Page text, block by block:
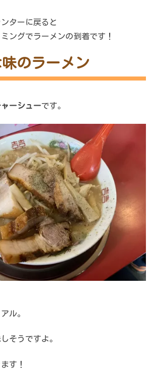
ターに戻ると
ングでラーメンの到着です！
のラーメン
ーシューです。
ル。
そうですよ。
す！